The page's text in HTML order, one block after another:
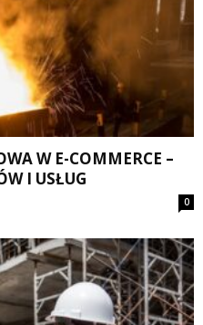
W E-COMMERCE –
I USŁUG
0